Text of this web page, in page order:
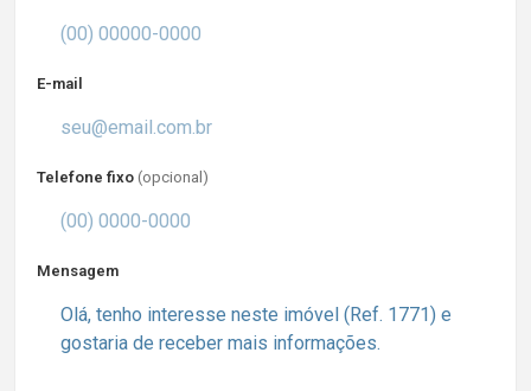
E-mail
Telefone fixo (opcional)
Mensagem